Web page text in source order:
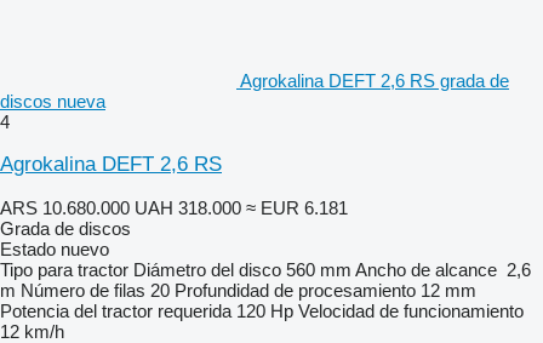
Agrokalina DEFT 2,6 RS grada de
discos nueva
4
Agrokalina DEFT 2,6 RS
ARS 10.680.000 UAH 318.000 ≈ EUR 6.181
Grada de discos
Estado nuevo
Tipo para tractor Diámetro del disco 560 mm Ancho de alcance 2,6
m Número de filas 20 Profundidad de procesamiento 12 mm
Potencia del tractor requerida 120 Hp Velocidad de funcionamiento
12 km/h